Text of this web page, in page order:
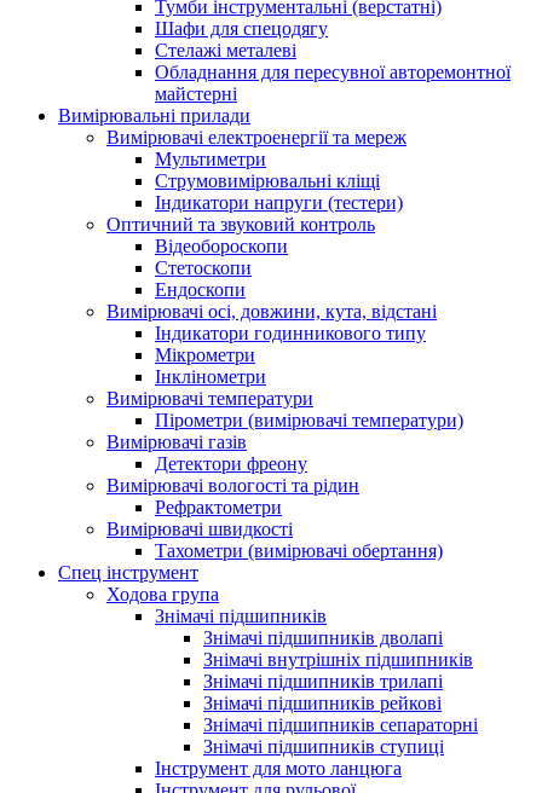
Тумби інструментальні (верстатні)
Шафи для спецодягу
Стелажі металеві
Обладнання для пересувної авторемонтної
майстерні
Вимірювальні прилади
Вимірювачі електроенергії та мереж
Мультиметри
Струмовимірювальні кліщі
Індикатори напруги (тестери)
Оптичний та звуковий контроль
Відеобороскопи
Стетоскопи
Ендоскопи
Вимірювачі осі, довжини, кута, відстані
Індикатори годинникового типу
Мікрометри
Інклінометри
Вимірювачі температури
Пірометри (вимірювачі температури)
Вимірювачі газів
Детектори фреону
Вимірювачі вологості та рідин
Рефрактометри
Вимірювачі швидкості
Тахометри (вимірювачі обертання)
Спец інструмент
Ходова група
Знімачі підшипників
Знімачі підшипників дволапі
Знімачі внутрішніх підшипників
Знімачі підшипників трилапі
Знімачі підшипників рейкові
Знімачі підшипників сепараторні
Знімачі підшипників ступиці
Інструмент для мото ланцюга